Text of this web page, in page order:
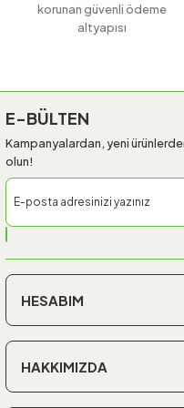
korunan güvenli ödeme
altyapısı
E-BÜLTEN
Kampanyalardan, yeni
olun!
HESABIM
HAKKIMIZDA